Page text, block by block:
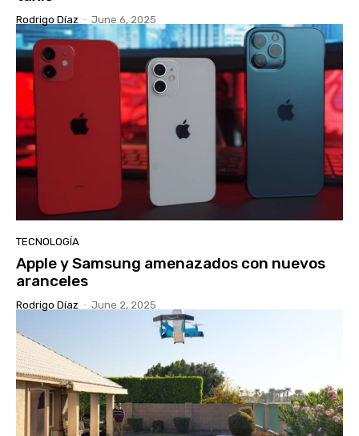
Rodrigo Díaz - June 6, 2025
TECNOLOGÍA
Apple y Samsung amenazados con nuevos
aranceles
Rodrigo Díaz - June 2, 2025